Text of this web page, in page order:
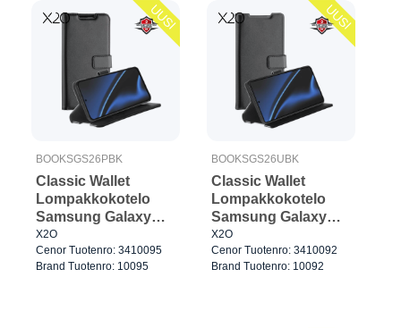
UUSI
BOOKSGS26PBK
Classic Wallet
Lompakkokotelo
Samsung Galaxy
S26+ Musta
X2O
Cenor Tuotenro: 3410095
Brand Tuotenro: 10095
UUSI
BOOKSGS26UBK
Classic Wallet
Lompakkokotelo
Samsung Galaxy
S26 Ultra Musta
X2O
Cenor Tuotenro: 3410092
Brand Tuotenro: 10092